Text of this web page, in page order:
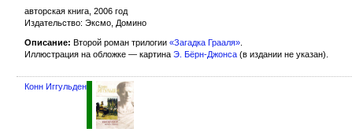
авторская книга, 2006 год
Издательство: Эксмо, Домино
Описание: Второй роман трилогии «Загадка Грааля»
Иллюстрация на обложке — картина Э. Бёрн-Джонса (в издании не указан).
Конн Иггульден